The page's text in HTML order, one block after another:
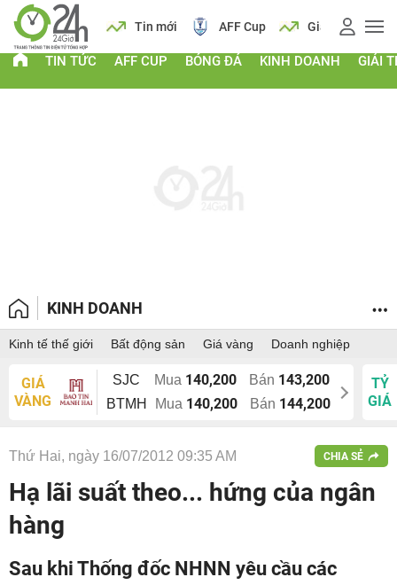
Lịch Tin mới AFF Cup Giá vàng
TIN TỨC AFF CUP BÓNG ĐÁ KINH DOANH GIẢI
KINH DOANH
Kinh tế thế giới Bất động sản Giá vàng Doanh nghiệp
GIÁ
VÀNG
SJC Mua 140,200 Bán 143,200
BTMH Mua 140,200 Bán 144,200
TỶ
GIÁ
Thứ Hai, ngày 16/07/2012 09:35 AM CHIA SẺ
Hạ lãi suất theo... hứng của ngân
hàng
Sau khi Thống đốc NHNN yêu cầu các